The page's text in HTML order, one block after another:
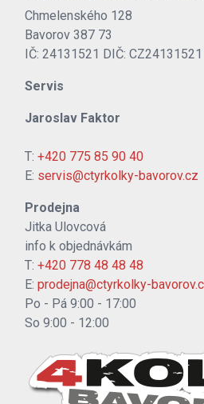
Chmelenského 128
Bavorov 387 73
IČ: 24131521 DIČ: CZ24131521
Servis
Jaroslav Faktor
T: +420 775 85 90 40
E: servis@ctyrkolky-bavorov.cz
Prodejna
Jitka Ulovcová
info k objednávkám
T: +420 778 48 48 48
E: prodejna@ctyrkolky-
Po - Pá 9:00 - 17:00
So 9:00 - 12:00